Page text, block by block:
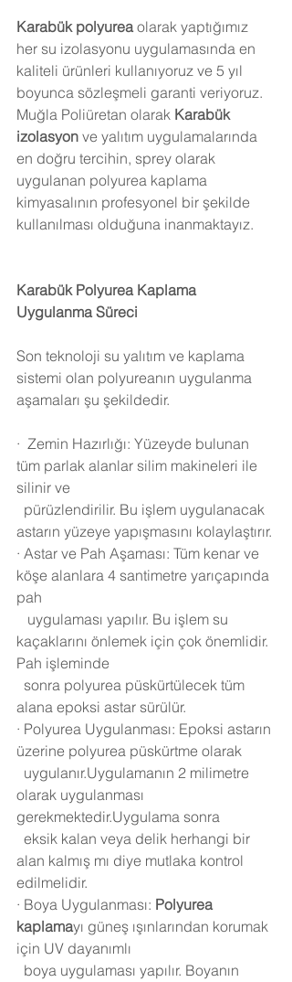
Karabük polyurea olarak yaptığımız
her su izolasyonu uygulamasında en
kaliteli ürünleri kullanıyoruz ve 5 yıl
boyunca sözleşmeli garanti veriyoruz.
Muğla Poliüretan olarak Karabük
izolasyon ve yalıtım uygulamalarında
en doğru tercihin, sprey olarak
uygulanan polyurea kaplama
kimyasalının profesyonel bir şekilde
kullanılması olduğuna inanmaktayız.
Karabük Polyurea Kaplama
Uygulanma Süreci
Son teknoloji su yalıtım ve kaplama
sistemi olan polyureanın uygulanma
aşamaları şu şekildedir.
· Zemin Hazırlığı: Yüzeyde bulunan
tüm parlak alanlar silim makineleri ile
silinir ve
astarın yüzeye yapışmasını kolaylaştırır.
· Astar ve Pah Aşaması: Tüm kenar ve
köşe alanlara 4 santimetre yarıçapında
pah
kaçaklarını önlemek için çok önemlidir.
Pah işleminde
alana epoksi astar sürülür.
· Polyurea Uygulanması: Epoksi astarın
üzerine polyurea püskürtme olarak
olarak uygulanması
gerekmektedir.Uygulama sonra
alan kalmış mı diye mutlaka kontrol
edilmelidir.
· Boya Uygulanması: Polyurea
kaplamayı güneş ışınlarından korumak
için UV dayanımlı